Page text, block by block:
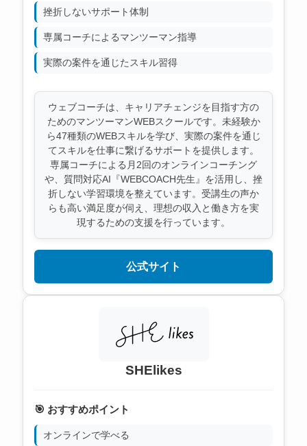
挫折しないサポート体制
専属コーチによるマンツーマン指導
実際の案件を通じたスキル習得
ウェブコーチは、キャリアチェンジを目指す方の
ためのマンツーマンWEBスクールです。未経験か
ら47種類のWEBスキルを学び、実際の案件を通じ
てスキルを仕事に繋げるサポートを提供します。
専属コーチによる月2回のオンラインコーチング
や、質問対応AI『WEBCOACH先生』を活用し、挫
折しない学習環境を整えています。受講生の声か
らも高い満足度が伺え、理想の収入と働き方を実
現するための支援を行っています。
公式サイト
SHElikes
🎯 おすすめポイント
オンラインで学べる